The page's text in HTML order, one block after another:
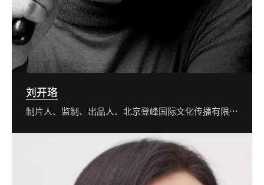
刘开珞
制片人、监制、出品人、北京登峰国际文化传播有限公司合伙人及CEO